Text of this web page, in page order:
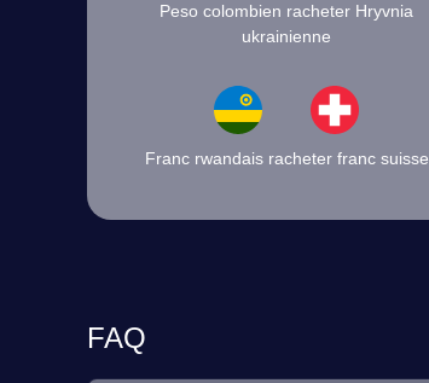
Peso colombien racheter Hryvnia
ukrainienne
Franc rwandais racheter franc suisse
FAQ